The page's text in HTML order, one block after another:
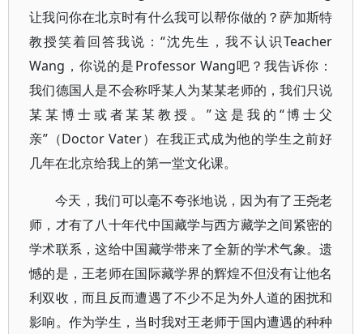
让我问你在北京时有什么我可以帮你做的？萨加斯特
教授笑着回答我说：“沈先生，我不认识Teacher
Wang，你说的是Professor Wang吧？我告诉你：
我们德国人是不会称呼某人为某某老师的，我们只说
某某博士或者某某教授。”这是我的“博士父
亲”（Doctor Vater）在我正式成为他的学生之前好
几年在北京给我上的第一堂文化课。
今天，我们可以毫不夸张地说，因为有了王尧老
师，才有了八十年代中国藏学与西方藏学之间紧密的
学术联系，这给中国藏学带来了全新的学术气象。遗
憾的是，王老师在国际藏学界的辉煌不但没有让他名
利双收，而且反而遭遇了不少不足为外人道的困扰和
影响。作为学生，当时我对王老师于国内遭遇的种种